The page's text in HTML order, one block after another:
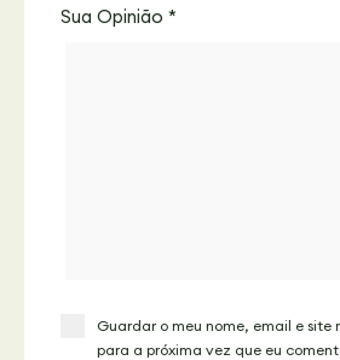
Sua Opinião *
Guardar o meu nome, email e site
para a próxima vez que eu